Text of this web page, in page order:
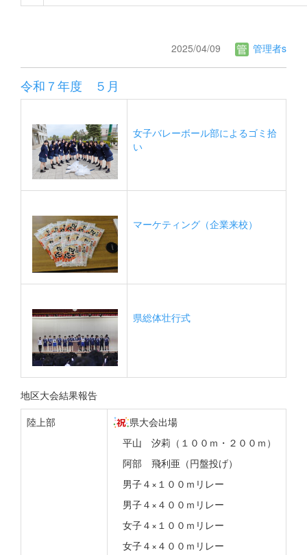
2025/04/09 管理者s
令和７年度 ５月
女子バレーボール部によるゴミ拾
い
マーケティング（企業来校）
県総体壮行式
地区大会結果報告
陸上部
県大会出場
平山 汐莉（１００ｍ・２００ｍ）
阿部 飛利亜（円盤投げ）
男子４×１００ｍリレー
男子４×４００ｍリレー
女子４×１００ｍリレー
女子４×４００ｍリレー